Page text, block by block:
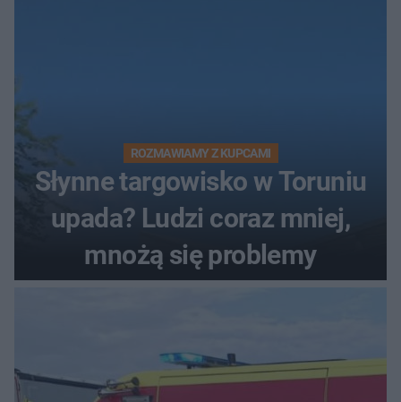
ROZMAWIAMY Z KUPCAMI
Słynne targowisko w Toruniu
upada? Ludzi coraz mniej,
mnożą się problemy